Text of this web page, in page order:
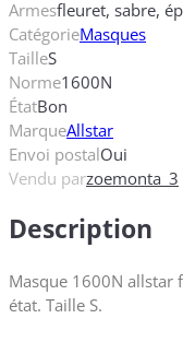
Armesfleuret, sabre,
CatégorieMasques
TailleS
Norme1600N
ÉtatBon
MarqueAllstar
Envoi postalOui
Vendu parzoemonta_3
Description
Masque 1600N allstar
état. Taille S.